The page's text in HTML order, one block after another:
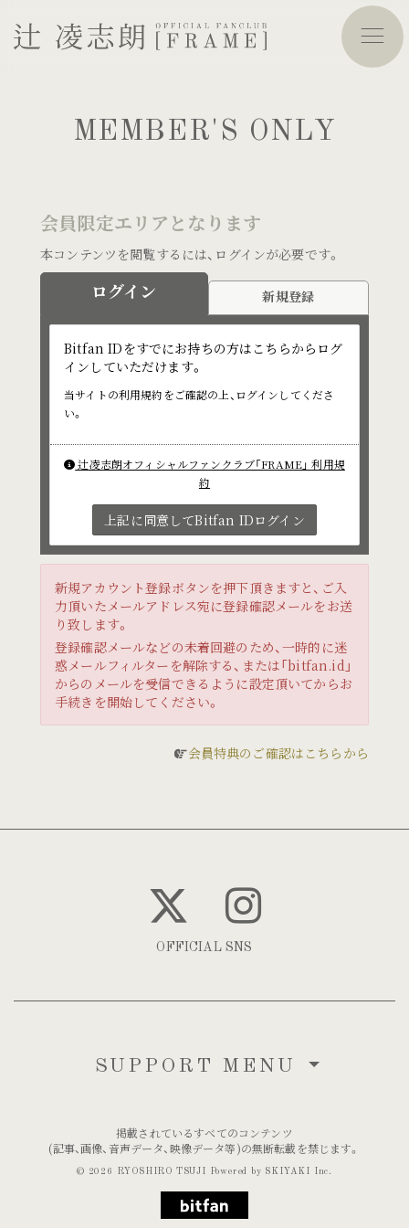
MEMBER'S ONLY
会員限定エリアとなります
本コンテンツを閲覧するには、ログインが必要です。
ログイン 新規登録
Bitfan IDをすでにお持ちの方はこちらからログ
インしていただけます。
当サイトの利用規約をご確認の上、ログインしてくださ
い。
辻凌志朗オフィシャルファンクラブ「FRAME」 利用規
約
上記に同意してBitfan IDログイン
新規アカウント登録ボタンを押下頂きますと、ご入
力頂いたメールアドレス宛に登録確認メールをお送
り致します。
登録確認メールなどの未着回避のため、一時的に迷
惑メールフィルターを解除する、または「bitfan.id」
からのメールを受信できるように設定頂いてからお
手続きを開始してください。
会員特典のご確認はこちらから
OFFICIAL SNS
SUPPORT MENU
掲載されているすべてのコンテンツ
(記事、画像、音声データ、映像データ等)の無断転載を禁じます。
© 2026 RYOSHIRO TSUJI Powered by SKIYAKI Inc.